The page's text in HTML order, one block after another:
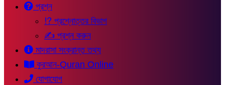
প্রশ্ন
⁉ প্রশ্নোত্তর বিভাগ
✍ প্রশ্ন করুন
মাদরাসা সংক্রান্ত তথ্য
কুরআন-Quran Online
যোগাযোগ